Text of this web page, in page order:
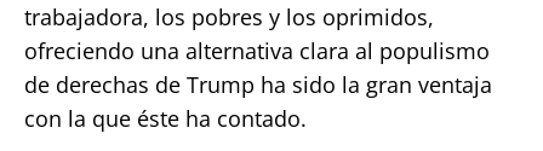
trabajadora, los pobres y los oprimidos,
ofreciendo una alternativa clara al populismo
de derechas de Trump ha sido la gran ventaja
con la que éste ha contado.